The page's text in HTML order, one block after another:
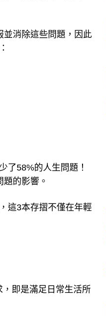
並消除這些問題，因此
了58%的人生問題！
的影響。
這3本存摺不僅在年輕
即是滿足日常生活所